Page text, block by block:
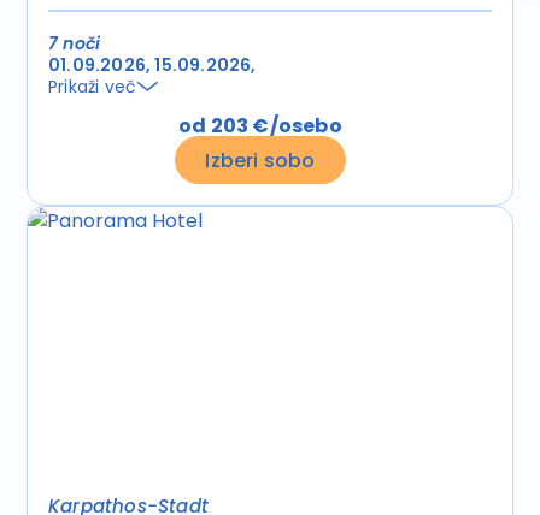
7 noči
01.09.2026 15.09.2026
Prikaži več
od 203 €/osebo
Izberi sobo
Karpathos-Stadt